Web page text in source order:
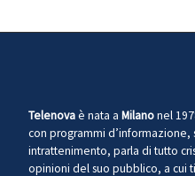
Telenovaè nata a Milanonel
con programmi
intrattenimento, parla di tutto
opinioni del suo pubblico, a cui